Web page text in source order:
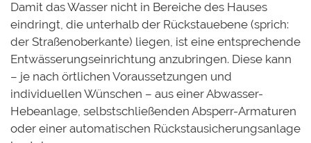
Damit das Wasser nicht in Bereiche des Hauses
eindringt, die unterhalb der Rückstauebene (sprich:
der Straßenoberkante) liegen, ist eine entsprechende
Entwässerungseinrichtung anzubringen. Diese kann
– je nach örtlichen Voraussetzungen und
individuellen Wünschen – aus einer Abwasser-
Hebeanlage, selbstschließenden Absperr-Armaturen
oder einer automatischen Rückstausicherungsanlage